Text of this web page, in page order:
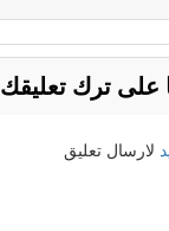
على ترك تعليقك
لارسال تعليق